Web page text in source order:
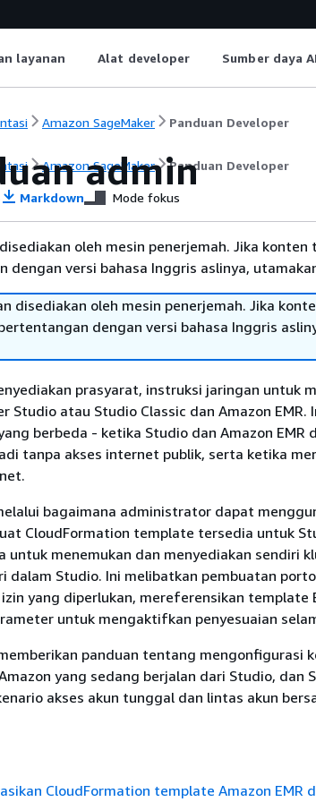
layanan Alat developer Sumber daya AI
Amazon SageMaker Panduan Developer
Amazon SageMaker Panduan Developer
admin
Markdown Mode fokus
oleh mesin penerjemah. Jika
dengan versi bahasa Inggris aslinya,
disediakan oleh mesin penerjemah. Jika
dengan versi bahasa Inggris
prasyarat, instruksi jaringan untuk
Studio atau Studio Classic dan Amazon EMR.
berbeda - ketika Studio dan Amazon EMR
tanpa akses internet publik, serta ketika
bagaimana administrator dapat
CloudFormation template tersedia untuk
untuk menemukan dan menyediakan sendiri
dalam Studio. Ini melibatkan pembuatan
yang diperlukan, mereferensikan template
untuk mengaktifkan penyesuaian
panduan tentang mengonfigurasi
yang sedang berjalan dari Studio, dan
akses akun tunggal dan lintas akun
CloudFormation template Amazon EMR